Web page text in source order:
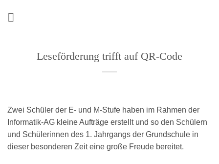
Leseförderung trifft auf QR-Code
Zwei Schüler der E- und M-Stufe haben im Rahmen der
Informatik-AG kleine Aufträge erstellt und so den Schülern
und Schülerinnen des 1. Jahrgangs der Grundschule in
dieser besonderen Zeit eine große Freude bereitet.